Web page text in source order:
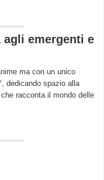
agli emergenti e
ma con un unico
dedicando spazio alla
racconta il mondo delle